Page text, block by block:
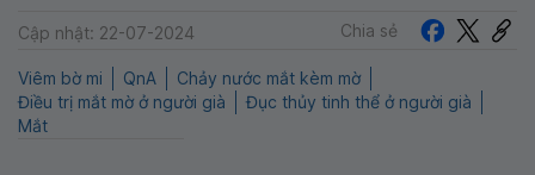
Cập nhật: 22-07-2024 Chia sẻ
Viêm bờ mi QnA
Chảy nước mắt kèm mờ
Điều trị mắt mờ ở người già
Đục thủy tinh thể ở người già
Mắt